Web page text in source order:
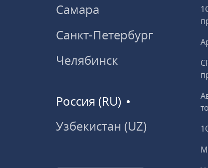
Самара
Санкт-Петербург
Челябинск
Россия (RU)
Узбекистан (UZ)